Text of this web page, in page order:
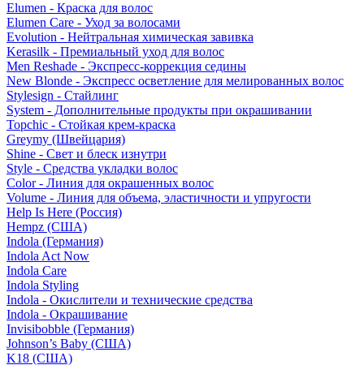
Elumen - Краска для волос
Elumen Care - Уход за волосами
Evolution - Нейтральная химическая завивка
Kerasilk - Премиальный уход для волос
Men Reshade - Экспресс-коррекция седины
New Blonde - Экспресс осветление для мелированных волос
Stylesign - Стайлинг
System - Дополнительные продукты при окрашивании
Topchic - Стойкая крем-краска
Greymy (Швейцария)
Shine - Свет и блеск изнутри
Style - Средства укладки волос
Color - Линия для окрашенных волос
Volume - Линия для объема, эластичности и упругости
Help Is Here (Россия)
Hempz (США)
Indola (Германия)
Indola Act Now
Indola Care
Indola Styling
Indola - Окислители и технические средства
Indola - Окрашивание
Invisibobble (Германия)
Johnson’s Baby (США)
K18 (США)